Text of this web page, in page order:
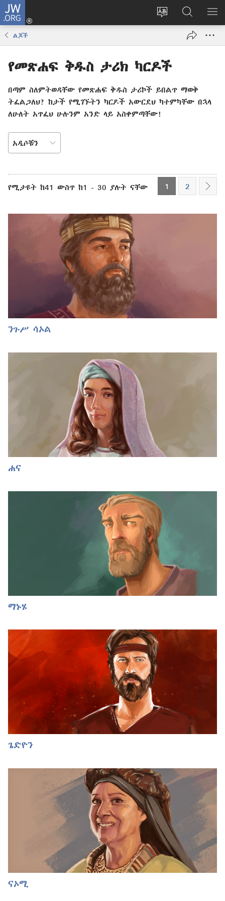
JW.ORG
የድረ
ግባ
(አዲስ
JW.ORG
ላይ
መፈለጊያ
ልጆች
የመጽሐፍ ቅዱስ ታሪክ ካርዶች
በጣም ስለምትወዳቸው የመጽሐፍ ቅዱስ ታሪኮች ይበልጥ ማወቅ
ትፈልጋለህ? ከታች የሚገኙትን ካርዶች አውርደህ ካተምካቸው በኋላ
ለሁለት አጥፈህ ሁሉንም አንድ ላይ አስቀምጣቸው!
ለይተህ
የሚታዩት ከ41 ውስጥ ከ1 - 30 ያሉት ናቸው 1 2
ቀጥል
ንጉሥ ሳኦል
ሐና
ማኑሄ
ጌድዮን
ናኦሚ